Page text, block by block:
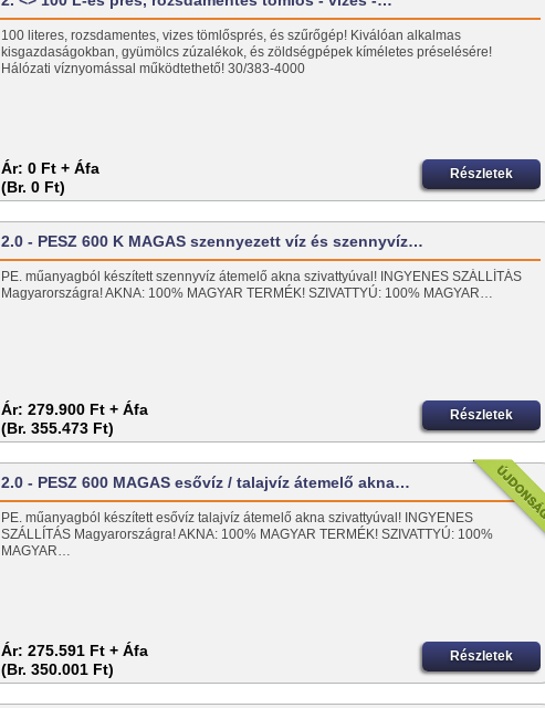
100 literes, rozsdamentes, vizes tömlősprés, és szűrőgép! Kiválóan alkalmas
kisgazdaságokban, gyümölcs zúzalékok, és zöldségpépek kíméletes préselésére!
Hálózati víznyomással működtethető! 30/383-4000
Ár: 0 Ft + Áfa
(Br. 0 Ft)
Részletek
2.0 - PESZ 600 K MAGAS szennyezett víz és szennyvíz…
PE. műanyagból készített szennyvíz átemelő akna szivattyúval! INGYENES SZÁLLÍTÁS
Magyarországra! AKNA: 100% MAGYAR TERMÉK! SZIVATTYÚ: 100% MAGYAR…
Ár: 279.900 Ft + Áfa
(Br. 355.473 Ft)
Részletek
2.0 - PESZ 600 MAGAS esővíz / talajvíz átemelő akna…
PE. műanyagból készített esővíz talajvíz átemelő akna szivattyúval! INGYENES
SZÁLLÍTÁS Magyarországra! AKNA: 100% MAGYAR TERMÉK! SZIVATTYÚ: 100%
MAGYAR…
Ár: 275.591 Ft + Áfa
(Br. 350.001 Ft)
Részletek